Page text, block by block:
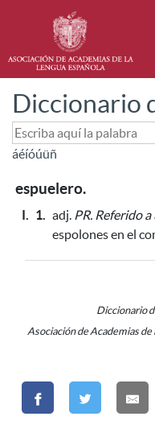
Diccionario
áéíóúüñ
espuelero.
I. 1. adj. PR. Referido a
espolones en el
Diccionario
Asociación de Academias